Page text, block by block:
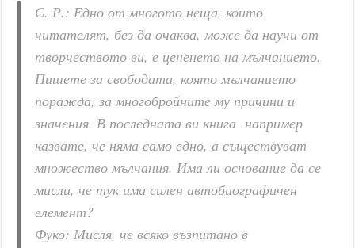
С. Р.: Едно от многото неща, които
читателят, без да очаква, може да научи от
творчеството ви, е цененето на мълчанието.
Пишете за свободата, която мълчанието
поражда, за многобройните му причини и
значения. В последната ви книга например
казвате, че няма само едно, а съществуват
множество мълчания. Има ли основание да се
мисли, че тук има силен автобиографичен
елемент?
Фуко: Мисля, че всяко възпитано в